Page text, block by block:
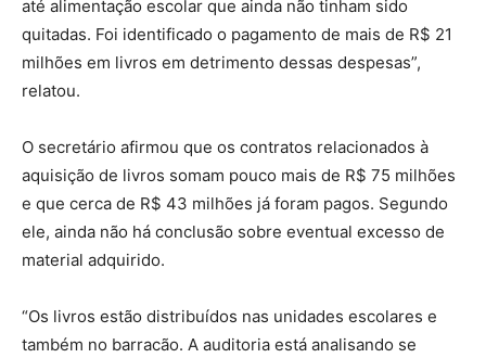
até alimentação escolar que ainda não tinham sido
quitadas. Foi identificado o pagamento de mais de R$ 21
milhões em livros em detrimento dessas despesas”,
relatou.
O secretário afirmou que os contratos relacionados à
aquisição de livros somam pouco mais de R$ 75 milhões
e que cerca de R$ 43 milhões já foram pagos. Segundo
ele, ainda não há conclusão sobre eventual excesso de
material adquirido.
“Os livros estão distribuídos nas unidades escolares e
também no barracão. A auditoria está analisando se